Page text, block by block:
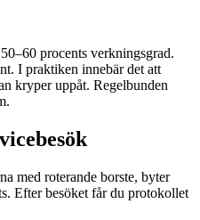
procents verkningsgrad.
I praktiken innebär det att
kryper uppåt. Regelbunden
med roterande borste, byter
Efter besöket får du protokollet